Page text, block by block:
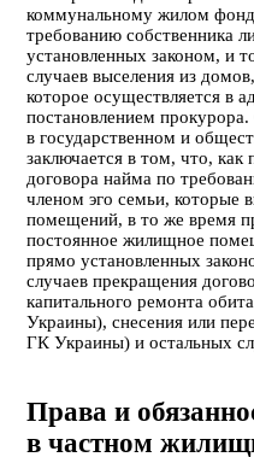
коммунальному жилом
требованию собственника
установленных законом, и
случаев выселения из
которое осуществляется в
постановлением
в государственном и
заключается в том, что, как
договора найма по
членом эго семьи, которые
помещений, в то же время
постоянное жилищное
прямо установленных
случаев прекращения
капитального ремонта
Украины), снесения или
ГК Украины) и остальных
Права и
в частном